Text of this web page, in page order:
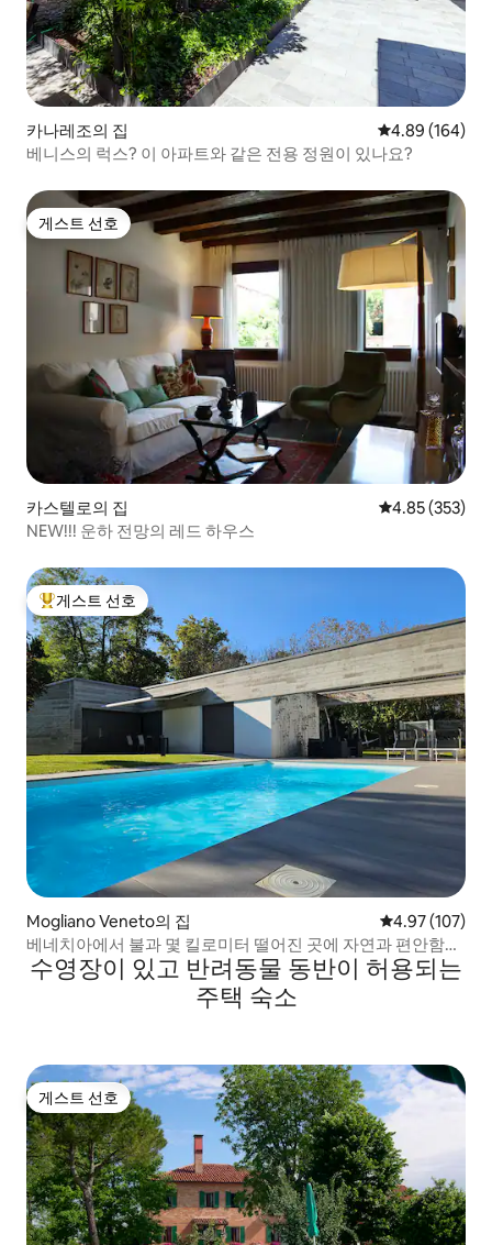
카나레조의 집 평점 4.89점(5
4.89 (164)
베니스의 럭스? 이 아파트와 같은 전용 정원이 있나요?
게스트 선호
게스트 선호
카스텔로의 집 평점 4.85점(5
4.85 (353)
NEW!!! 운하 전망의 레드 하우스
상위 게스트 선호
게스트 선호
Mogliano Veneto의 집 평점 4.97점(5
4.97 (107)
베네치아에서 불과 몇 킬로미터 떨어진 곳에 자연과 편안함이
있는 곳
수영장이 있고 반려동물 동반이 허용되는
주택 숙소
게스트 선호
게스트 선호